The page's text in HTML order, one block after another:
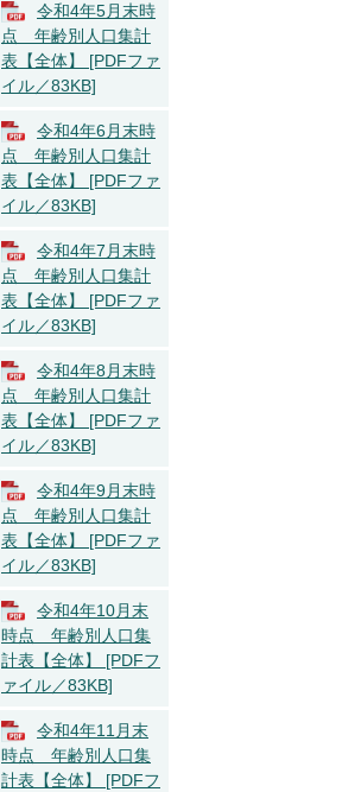
令和4年5月末時
点 年齢別人口集計
表【全体】 [PDFファ
イル／83KB]
令和4年6月末時
点 年齢別人口集計
表【全体】 [PDFファ
イル／83KB]
令和4年7月末時
点 年齢別人口集計
表【全体】 [PDFファ
イル／83KB]
令和4年8月末時
点 年齢別人口集計
表【全体】 [PDFファ
イル／83KB]
令和4年9月末時
点 年齢別人口集計
表【全体】 [PDFファ
イル／83KB]
令和4年10月末
時点 年齢別人口集
計表【全体】 [PDFフ
ァイル／83KB]
令和4年11月末
時点 年齢別人口集
計表【全体】 [PDFフ